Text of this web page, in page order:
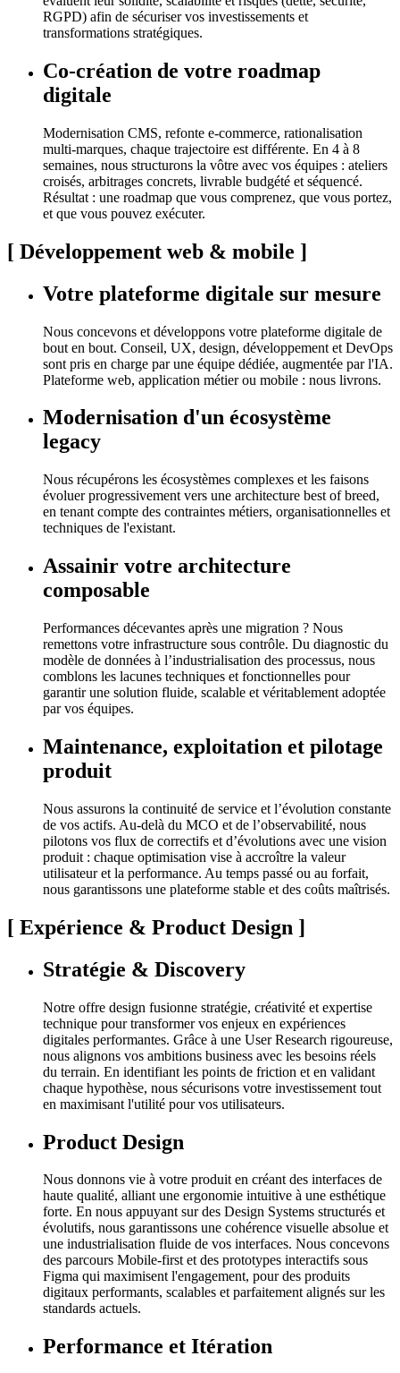
RGPD) afin de sécuriser vos investissements et
transformations stratégiques.
Co-création de votre roadmap
digitale
Modernisation CMS, refonte e-commerce, rationalisation
multi-marques, chaque trajectoire est différente. En 4 à 8
semaines, nous structurons la vôtre avec vos équipes : ateliers
croisés, arbitrages concrets, livrable budgété et séquencé.
Résultat : une roadmap que vous comprenez, que vous portez,
et que vous pouvez exécuter.
[ Développement web & mobile ]
Votre plateforme digitale sur mesure
Nous concevons et développons votre plateforme digitale de
bout en bout. Conseil, UX, design, développement et DevOps
sont pris en charge par une équipe dédiée, augmentée par l'IA.
Plateforme web, application métier ou mobile : nous livrons.
Modernisation d'un écosystème
legacy
Nous récupérons les écosystèmes complexes et les faisons
évoluer progressivement vers une architecture best of breed,
en tenant compte des contraintes métiers, organisationnelles et
techniques de l'existant.
Assainir votre architecture
composable
Performances décevantes après une migration ? Nous
remettons votre infrastructure sous contrôle. Du diagnostic du
modèle de données à l’industrialisation des processus, nous
comblons les lacunes techniques et fonctionnelles pour
garantir une solution fluide, scalable et véritablement adoptée
par vos équipes.
Maintenance, exploitation et pilotage
produit
Nous assurons la continuité de service et l’évolution constante
de vos actifs. Au-delà du MCO et de l’observabilité, nous
pilotons vos flux de correctifs et d’évolutions avec une vision
produit : chaque optimisation vise à accroître la valeur
utilisateur et la performance. Au temps passé ou au forfait,
nous garantissons une plateforme stable et des coûts maîtrisés.
[ Expérience & Product Design ]
Stratégie & Discovery
Notre offre design fusionne stratégie, créativité et expertise
technique pour transformer vos enjeux en expériences
digitales performantes. Grâce à une User Research rigoureuse,
nous alignons vos ambitions business avec les besoins réels
du terrain. En identifiant les points de friction et en validant
chaque hypothèse, nous sécurisons votre investissement tout
en maximisant l'utilité pour vos utilisateurs.
Product Design
Nous donnons vie à votre produit en créant des interfaces de
haute qualité, alliant une ergonomie intuitive à une esthétique
forte. En nous appuyant sur des Design Systems structurés et
évolutifs, nous garantissons une cohérence visuelle absolue et
une industrialisation fluide de vos interfaces. Nous concevons
des parcours Mobile-first et des prototypes interactifs sous
Figma qui maximisent l'engagement, pour des produits
digitaux performants, scalables et parfaitement alignés sur les
standards actuels.
Performance et Itération